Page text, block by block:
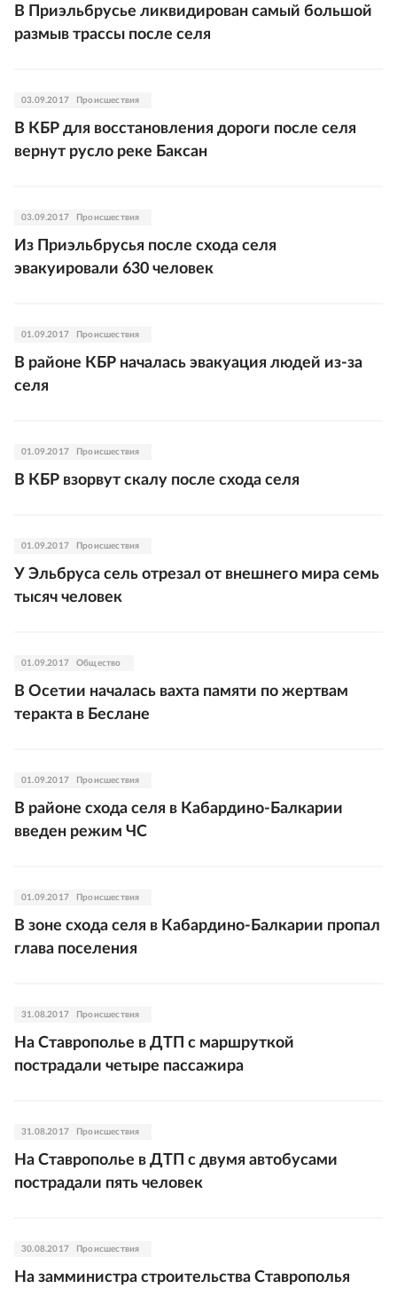
В Приэльбрусье ликвидирован самый большой
размыв трассы после селя
03.09.2017 Происшествия
В КБР для восстановления дороги после селя
вернут русло реке Баксан
03.09.2017 Происшествия
Из Приэльбрусья после схода селя
эвакуировали 630 человек
01.09.2017 Происшествия
В районе КБР началась эвакуация людей из-за
селя
01.09.2017 Происшествия
В КБР взорвут скалу после схода селя
01.09.2017 Происшествия
У Эльбруса сель отрезал от внешнего мира семь
тысяч человек
01.09.2017 Общество
В Осетии началась вахта памяти по жертвам
теракта в Беслане
01.09.2017 Происшествия
В районе схода селя в Кабардино-Балкарии
введен режим ЧС
01.09.2017 Происшествия
В зоне схода селя в Кабардино-Балкарии пропал
глава поселения
31.08.2017 Происшествия
На Ставрополье в ДТП с маршруткой
пострадали четыре пассажира
31.08.2017 Происшествия
На Ставрополье в ДТП с двумя автобусами
пострадали пять человек
30.08.2017 Происшествия
На замминистра строительства Ставрополья